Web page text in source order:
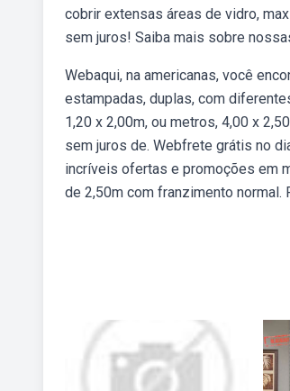
cobrir extensas áreas de vidro,
sem juros! Saiba mais sobre
Webaqui, na americanas, você
estampadas, duplas, com
1,20 x 2,00m, ou metros, 4,00 x
sem juros de. Webfrete grátis no
incríveis ofertas e promoções em
de 2,50m com franzimento normal.